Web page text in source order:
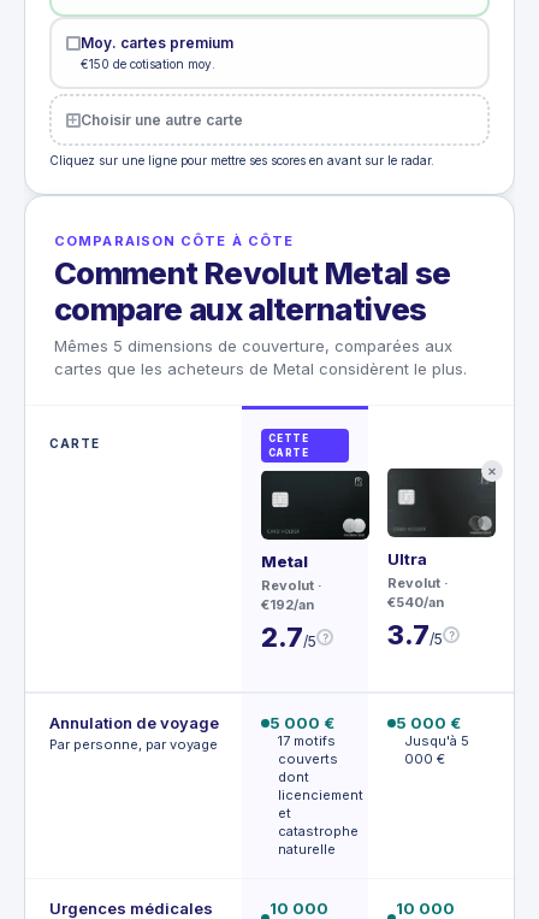
Moy. cartes premium
€150 de cotisation moy.
Choisir une autre carte
Cliquez sur une ligne pour mettre ses scores en avant sur le radar.
COMPARAISON CÔTE À CÔTE
Comment Revolut Metal se
compare aux alternatives
Mêmes 5 dimensions de couverture, comparées aux
cartes que les acheteurs de Metal considèrent le plus.
CARTE
CETTE
CARTE
Metal
Revolut ·
€192/an
2.7/5 ?
✕
Ultra
Revolut ·
€540/an
3.7/5 ?
Annulation de voyage
Par personne, par voyage
5 000 €
17 motifs
couverts
dont
licenciement
et
catastrophe
naturelle
5 000 €
Jusqu'à 5
000 €
Urgences médicales
10 000
10 000